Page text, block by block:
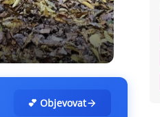
💕 Objevovat